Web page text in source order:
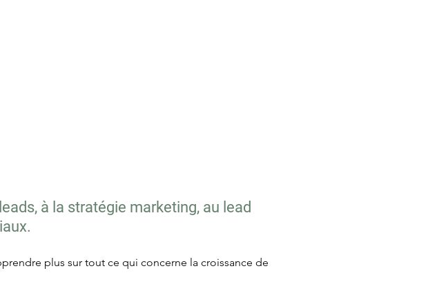
à la stratégie marketing, au lead
plus sur tout ce qui concerne la croissance de